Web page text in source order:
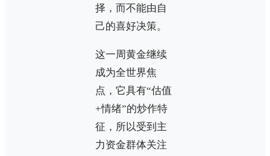
择，而不能由自
己的喜好决策。
这一周黄金继续
成为全世界焦
点，它具有“估值
+情绪”的炒作特
征，所以受到主
力资金群体关注